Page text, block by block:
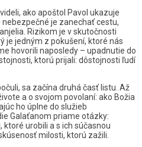
ako apoštol Pavol ukazuje
je zanechať cestu,
Rizikom je v skutočnosti
jedným z pokušení, ktoré nás
hovorili naposledy – upadnutie do
ktorú prijali: dôstojnosti ľudí
sa začína druhá časť listu. Až
a o svojom povolaní: ako Božia
ho úplne do služieb
Galaťanom priame otázky:
urobili a s ich súčasnou
milosti, ktorú zažili.